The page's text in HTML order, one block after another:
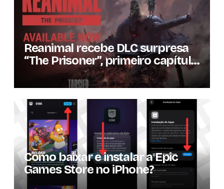
Reanimal recebe DLC surpresa
“The Prisoner”, primeiro capítulo
da expansão de história
Como baixar e instalar a Epic
Games Store no iPhone?